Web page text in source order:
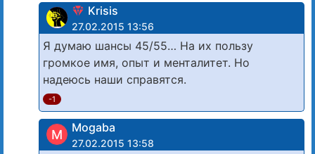
Krisis
27.02.2015 13:56
Я думаю шансы 45/55… На их пользу
громкое имя, опыт и менталитет. Но
надеюсь наши справятся.
-1
M Mogaba
27.02.2015 13:58